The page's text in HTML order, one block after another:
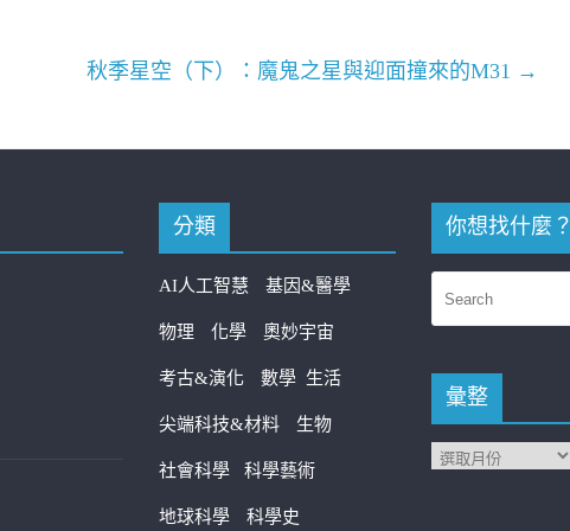
秋季星空（下）：魔鬼之星與迎面撞來的M31 →
分類
AI人工智慧 基因&醫學
物理 化學 奧妙宇宙
考古&演化 數學 生活
尖端科技&材料 生物
社會科學 科學藝術
地球科學 科學史
你想找什麼？
彙整